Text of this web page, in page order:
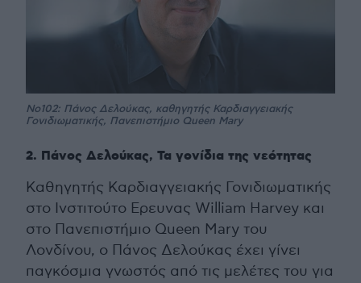
Νο102: Πάνος Δελούκας, καθηγητής Καρδιαγγειακής
Γονιδιωματικής, Πανεπιστήμιο Queen Mary
2. Πάνος Δελούκας, Τα γονίδια της νεότητας
Καθηγητής Καρδιαγγειακής Γονιδιωματικής
στο Ινστιτούτο Ερευνας William Harvey και
στο Πανεπιστήμιο Queen Mary του
Λονδίνου, ο Πάνος Δελούκας έχει γίνει
παγκόσμια γνωστός από τις μελέτες του για